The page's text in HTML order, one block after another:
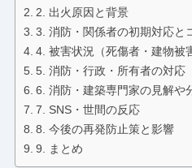
2. 出火原因と背景
3. 消防・関係者の初期対応と
4. 被害状況（死傷者・建物被
5. 消防・行政・所有者の対応
6. 消防・建築専門家の見解や
7. SNS・世間の反応
8. 今後の再発防止策と影響
9. まとめ